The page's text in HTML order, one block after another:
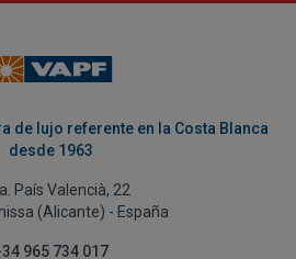
de lujo referente en la Costa Blanca
desde 1963
País Valencià, 22
(Alicante) - España
965 734 017